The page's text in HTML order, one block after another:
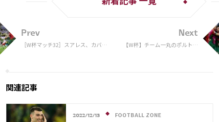
Prev
［W杯マッチ32］スアレス、カバー
Next
【W杯】チーム一丸のポルトガ
関連記事
2022/12/13
FOOTBALL ZONE